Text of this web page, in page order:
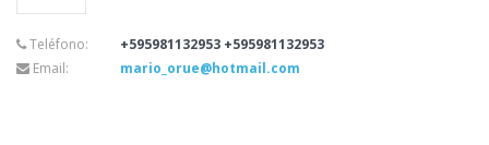
Teléfono:
+595981132953 +595981132953
Email:
mario_orue@hotmail.com